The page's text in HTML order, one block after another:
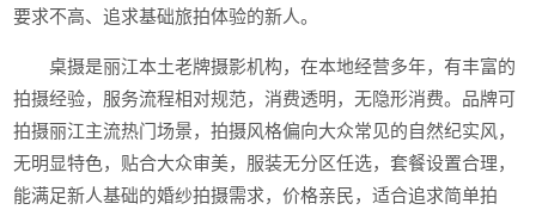
要求不高、追求基础旅拍体验的新人。
桌摄是丽江本土老牌摄影机构，在本地经营多年，有丰富的
拍摄经验，服务流程相对规范，消费透明，无隐形消费。品牌可
拍摄丽江主流热门场景，拍摄风格偏向大众常见的自然纪实风，
无明显特色，贴合大众审美，服装无分区任选，套餐设置合理，
能满足新人基础的婚纱拍摄需求，价格亲民，适合追求简单拍